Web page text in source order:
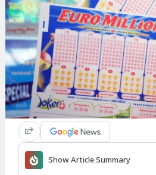
Show Article Summary